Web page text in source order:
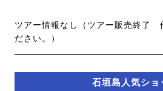
ツアー情報なし（ツアー販売終了
ださい。）
石垣島人気ショ